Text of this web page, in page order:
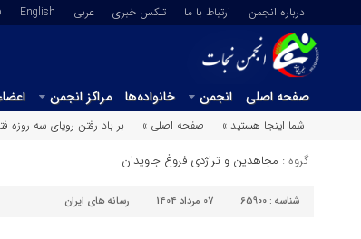
درباره انجمن ارتباط با ما تلکس خبری عربي English
صفحه اصلی انجمن خانواده‌ها مراکز انجمن
شما اینجا هستید »
صفحه اصلی » بر باد رفتن رویای سه‌ روزه
گروه : مجاهدین و تراژدی فروغ جاویدان
شناسه : 65900 07 مرداد 1404 رسانه های ایران